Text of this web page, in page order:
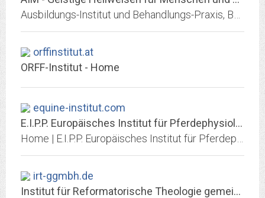
orffinstitut.at
ORFF-Institut - Home
equine-institut.com
E.I.P.P. Europäisches Institut für Pferdephysiologie GmbH
irt-ggmbh.de
Institut für Reformatorische Theologie gemeinnützige GmbH